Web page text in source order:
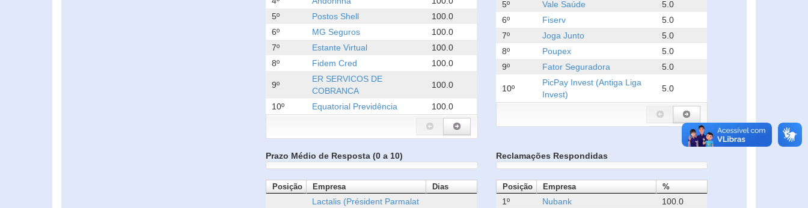
5º
Postos Shell
100.0
6º
MG Seguros
100.0
7º
Estante Virtual
100.0
8º
Fidem Cred 100.0
9º
ER SERVICOS DE
COBRANCA
100.0
10º Equatorial Previdência 100.0
5º
Vale Saúde
5.0
6º
Fiserv
5.0
7º
Joga Junto
5.0
8º
Poupex
5.0
9º
Fator Seguradora 5.0
10º
PicPay Invest (Antiga Liga
Invest)
5.0
Prazo Médio de Resposta (0 a 10)
Posição Empresa Dias
Lactalis (Président Parmalat
Reclamações Respondidas
Posição Empresa %
1º Nubank 100.0